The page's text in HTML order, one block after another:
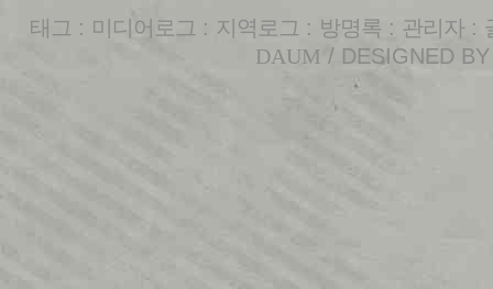
태그 : 미디어로그 : 지역로그 : 방명록 : 관리자 :
DAUM / DESIGNED